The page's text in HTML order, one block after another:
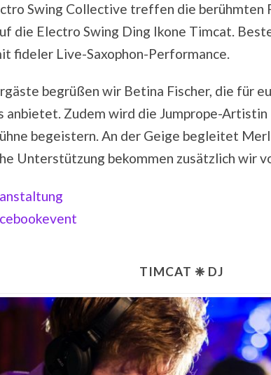
Swing Collective treffen die berühmten
die Electro Swing Ding Ikone Timcat.
fideler Live-Saxophon-Performance.
begrüßen wir Betina Fischer, die für
anbietet. Zudem wird die Jumprope-
begeistern. An der Geige begleitet
Unterstützung bekommen zusätzlich wir
TIMCAT ❈ DJ